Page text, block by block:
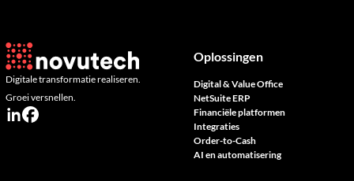
Digitale transformatie realiseren.
Groei versnellen.
Oplossingen
Digital & Value Office
NetSuite ERP
Financiële platformen
Integraties
Order-to-Cash
AI en automatisering